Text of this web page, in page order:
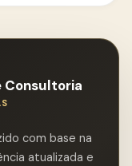
Consultoria
com base na
atualizada e